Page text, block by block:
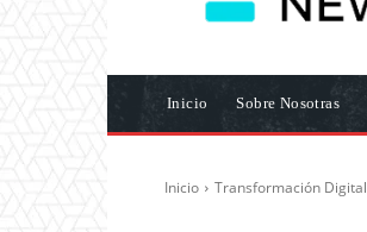
Inicio Sobre Nosotras
Inicio Transformación Digital